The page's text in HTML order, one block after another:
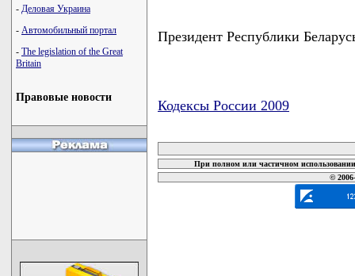
- Деловая Украина
- Автомобильный портал
- The legislation of the Great
Britain
Правовые новости
Президент Республики
Кодексы России 2009
При полном или частичном
©